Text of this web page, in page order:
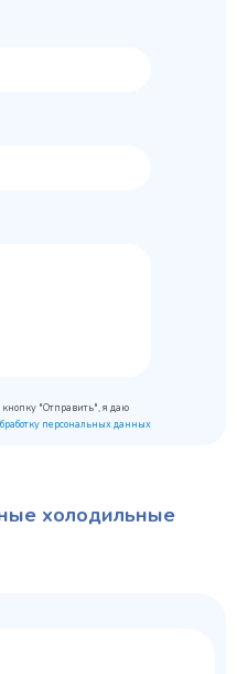
"Отправить", я даю
персональных данных
холодильные